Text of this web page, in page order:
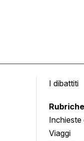
I dibattiti
Rubriche
Inchieste
Viaggi